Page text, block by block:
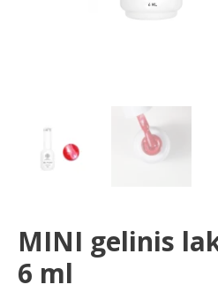
MINI gelinis
6 ml